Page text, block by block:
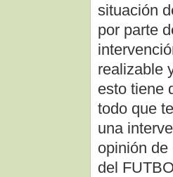
situación
por parte
realizable
esto tiene
todo que
una
opinión
del